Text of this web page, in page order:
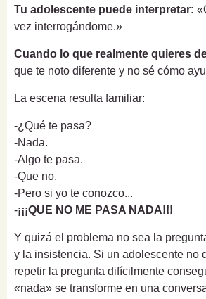
Tu adolescente puede interpretar:
vez interrogándome.»
Cuando lo que realmente quieres
que te noto diferente y no sé cómo
La escena resulta familiar:
-¿Qué te pasa?
-Nada.
-Algo te pasa.
-Que no.
-Pero si yo te conozco...
-¡¡¡QUE NO ME PASA NADA!!!
Y quizá el problema no sea la
y la insistencia. Si un adolescente no
repetir la pregunta difícilmente
«nada» se transforme en una